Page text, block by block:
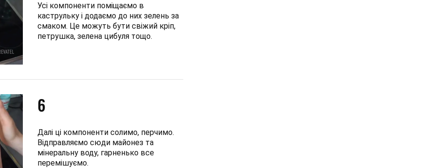
Усі компоненти поміщаємо в
каструльку і додаємо до них зелень за
смаком. Це можуть бути свіжий кріп,
петрушка, зелена цибуля тощо.
6
Далі ці компоненти солимо, перчимо.
Відправляємо сюди майонез та
мінеральну воду, гарненько все
перемішуємо.